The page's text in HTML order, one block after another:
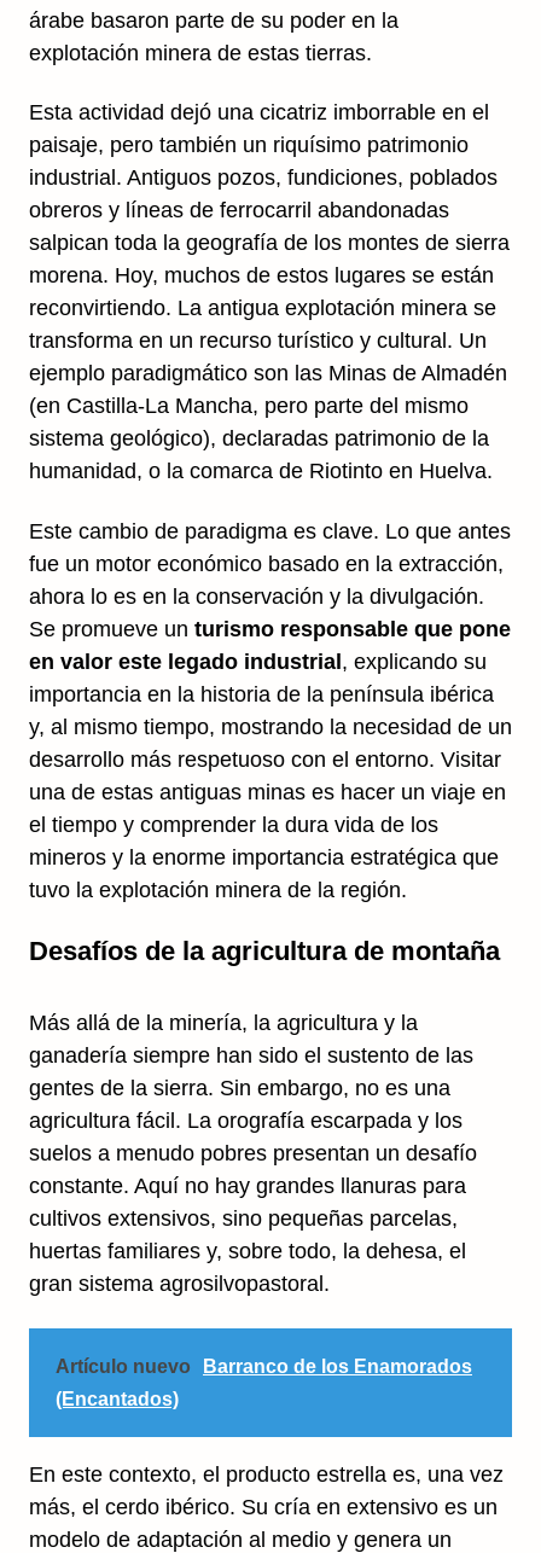
árabe basaron parte de su poder en la
explotación minera de estas tierras.
Esta actividad dejó una cicatriz imborrable en el
paisaje, pero también un riquísimo patrimonio
industrial. Antiguos pozos, fundiciones, poblados
obreros y líneas de ferrocarril abandonadas
salpican toda la geografía de los montes de sierra
morena. Hoy, muchos de estos lugares se están
reconvirtiendo. La antigua explotación minera se
transforma en un recurso turístico y cultural. Un
ejemplo paradigmático son las Minas de Almadén
(en Castilla-La Mancha, pero parte del mismo
sistema geológico), declaradas patrimonio de la
humanidad, o la comarca de Riotinto en Huelva.
Este cambio de paradigma es clave. Lo que antes
fue un motor económico basado en la extracción,
ahora lo es en la conservación y la divulgación.
Se promueve un turismo responsable que pone
en valor este legado industrial, explicando su
importancia en la historia de la península ibérica
y, al mismo tiempo, mostrando la necesidad de un
desarrollo más respetuoso con el entorno. Visitar
una de estas antiguas minas es hacer un viaje en
el tiempo y comprender la dura vida de los
mineros y la enorme importancia estratégica que
tuvo la explotación minera de la región.
Desafíos de la agricultura de montaña
Más allá de la minería, la agricultura y la
ganadería siempre han sido el sustento de las
gentes de la sierra. Sin embargo, no es una
agricultura fácil. La orografía escarpada y los
suelos a menudo pobres presentan un desafío
constante. Aquí no hay grandes llanuras para
cultivos extensivos, sino pequeñas parcelas,
huertas familiares y, sobre todo, la dehesa, el
gran sistema agrosilvopastoral.
Artículo nuevo
Barranco de los Enamorados
(Encantados)
En este contexto, el producto estrella es, una vez
más, el cerdo ibérico. Su cría en extensivo es un
modelo de adaptación al medio y genera un